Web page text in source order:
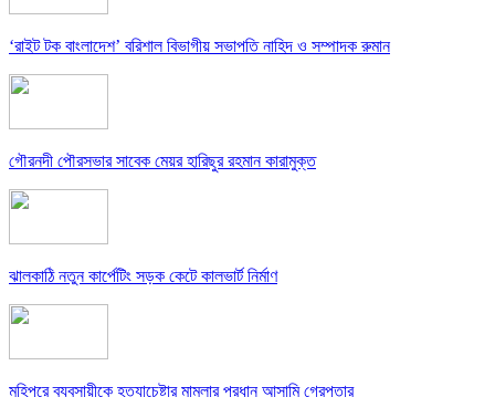
‘রাইট টক বাংলাদেশ’ বরিশাল বিভাগীয় সভাপতি নাহিদ ও সম্পাদক রুমান
গৌরনদী পৌরসভার সাবেক মেয়র হারিছুর রহমান কারামুক্ত
ঝালকাঠি নতুন কার্পেটিং সড়ক কেটে কালভার্ট নির্মাণ
মহিপুরে ব্যবসায়ীকে হত্যাচেষ্টার মামলার প্রধান আসামি গ্রেপ্তার